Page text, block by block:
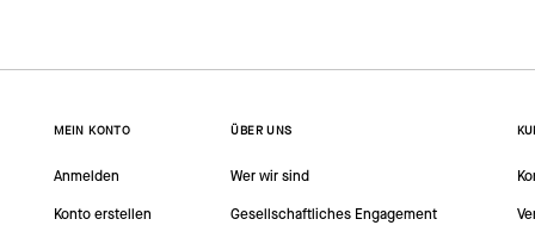
MEIN KONTO
Anmelden
Konto erstellen
ÜBER UNS
Wer wir sind
Gesellschaftliches Engagement